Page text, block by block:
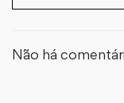
Não há